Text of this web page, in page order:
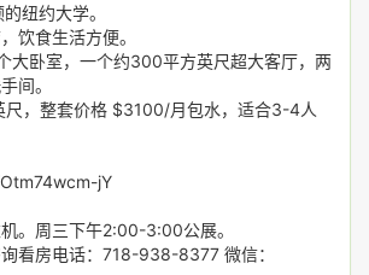
纽约大学。
饮食生活方便。
大卧室，一个约300平方英尺超大客厅，两
间。
尺，整套价格 $3100/月包水，适合3-4人
jY
。周三下午2:00-3:00公展。
看房电话：718-938-8377 微信：